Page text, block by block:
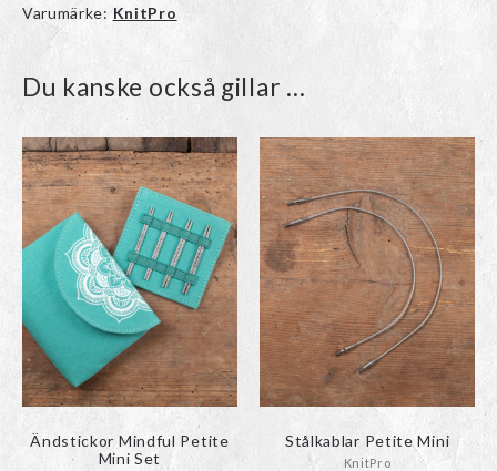
Varumärke: KnitPro
Du kanske också gillar …
Ändstickor Mindful Petite
Mini Set
Den
här
produkten
har
flera
varianter.
De
olika
alternativen
kan
väljas
på
produktsidan
Stålkablar Petite Mini
KnitPro
Den
här
produkten
har
flera
varianter.
De
olika
alternativen
kan
väljas
på